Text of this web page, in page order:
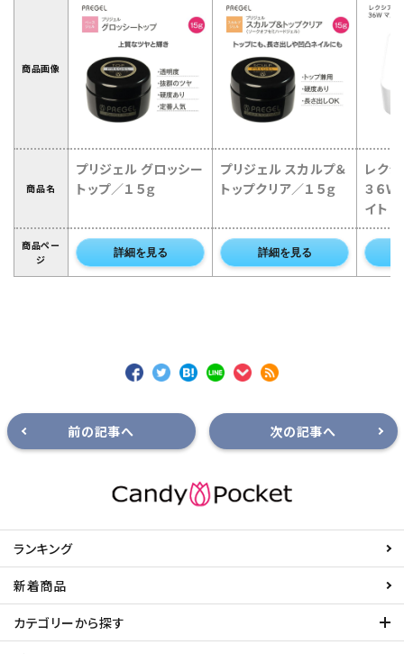
商品画像
商品名
プリジェル グロッシー
トップ／１５ｇ
プリジェル スカルプ＆
トップクリア／１５ｇ
レク
３６Ｗ
イト
商品ペー
ジ
詳細を見る 詳細を見る
前の記事へ 次の記事へ
ランキング
新着商品
カテゴリーから探す